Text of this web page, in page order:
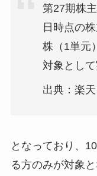
第27期株
日時点の
株（1単元
対象として
出典：楽
となっており、
る方のみが対象と